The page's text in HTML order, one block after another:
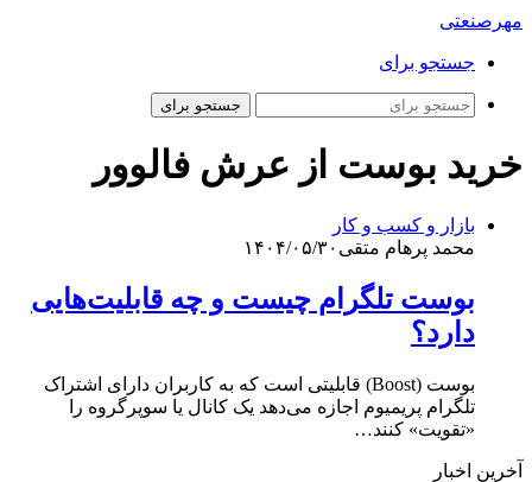
مهرصنعتی
جستجو برای
جستجو برای
خرید بوست از عرش فالوور
بازار و کسب و کار
محمد پرهام متقی ۱۴۰۴/۰۵/۳۰
بوست تلگرام چیست و چه قابلیت‌هایی
دارد؟
بوست (Boost) قابلیتی است که به کاربران دارای اشتراک
تلگرام پریمیوم اجازه می‌دهد یک کانال یا سوپرگروه را
«تقویت» کنند…
آخرین اخبار